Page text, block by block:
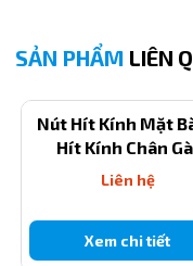
Giá cạnh tranh, hỗ
Dịch vụ giao hàng
Liên hệ ngay để đặt
giá tốt và chất lượng
6. Liên kết các size
SẢN PHẨM LIÊN
Nút Hít Kính Mặt
Hít Kính Chân
Liên hệ
Xem chi tiết